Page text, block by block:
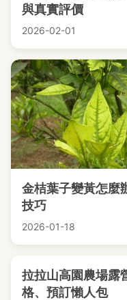
與真實評價
2026-02-01
金桔葉子變黃怎麼
技巧
2026-01-18
拉拉山高園農場露
格、預訂懶人包